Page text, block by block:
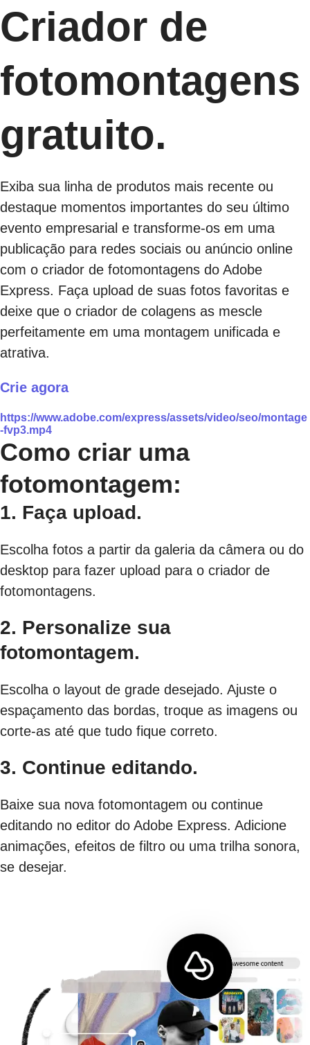
Criador de
fotomontagens
gratuito.
Exiba sua linha de produtos mais recente ou
destaque momentos importantes do seu último
evento empresarial e transforme-os em uma
publicação para redes sociais ou anúncio online
com o criador de fotomontagens do Adobe
Express. Faça upload de suas fotos favoritas e
deixe que o criador de colagens as mescle
perfeitamente em uma montagem unificada e
atrativa.
Crie agora
https://www.adobe.com/express/assets/video/seo/montage
-fvp3.mp4
Como criar uma
fotomontagem:
1. Faça upload.
Escolha fotos a partir da galeria da câmera ou do
desktop para fazer upload para o criador de
fotomontagens.
2. Personalize sua
fotomontagem.
Escolha o layout de grade desejado. Ajuste o
espaçamento das bordas, troque as imagens ou
corte-as até que tudo fique correto.
3. Continue editando.
Baixe sua nova fotomontagem ou continue
editando no editor do Adobe Express. Adicione
animações, efeitos de filtro ou uma trilha sonora,
se desejar.